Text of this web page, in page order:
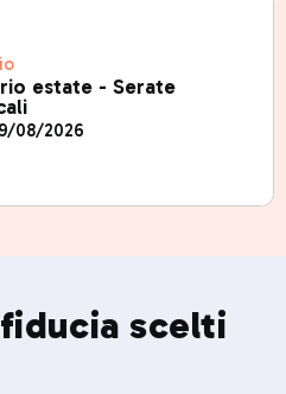
estate - Serate
08/2026
scelti